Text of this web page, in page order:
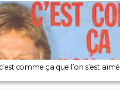
comme ça que l’on s’est aimé